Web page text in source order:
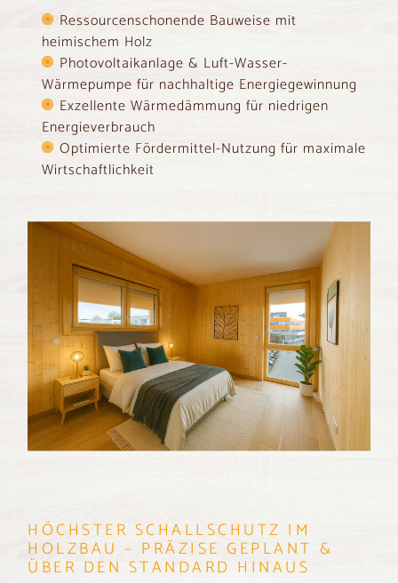
Ressourcenschonende Bauweise mit
heimischem Holz
Photovoltaikanlage & Luft-Wasser-
Wärmepumpe für nachhaltige Energiegewinnung
Exzellente Wärmedämmung für niedrigen
Energieverbrauch
Optimierte Fördermittel-Nutzung für maximale
Wirtschaftlichkeit
HÖCHSTER SCHALLSCHUTZ IM
HOLZBAU – PRÄZISE GEPLANT &
ÜBER DEN STANDARD HINAUS